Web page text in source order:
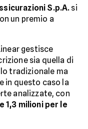
S.p.A. si
un premio a
gestisce
sia quella di
tradizionale ma
in questo caso la
analizzate, con
1,3 milioni per le